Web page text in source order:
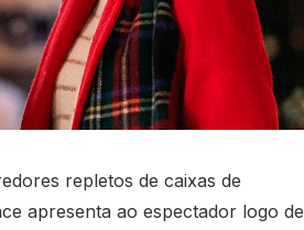
repletos de caixas de
apresenta ao espectador logo de